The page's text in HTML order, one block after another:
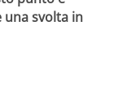
una svolta in